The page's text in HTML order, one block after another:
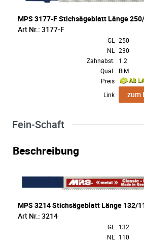
MPS 3177-F Stichsägeblatt Länge
Art Nr.: 3177-F
GL 250
NL 230
Zahnabst.
1.2
Qual.
BiM
Preis
Link
zum
Fein-Schaft
Beschreibung
MPS 3214 Stichsägeblatt Länge 132/
Art Nr.: 3214
GL 132
NL 110